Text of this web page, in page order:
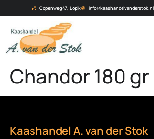
Copenweg 47, Lopik info@kaashandelvanderstok.nl
Chandor 180 gr
Kaashandel A. van der Stok